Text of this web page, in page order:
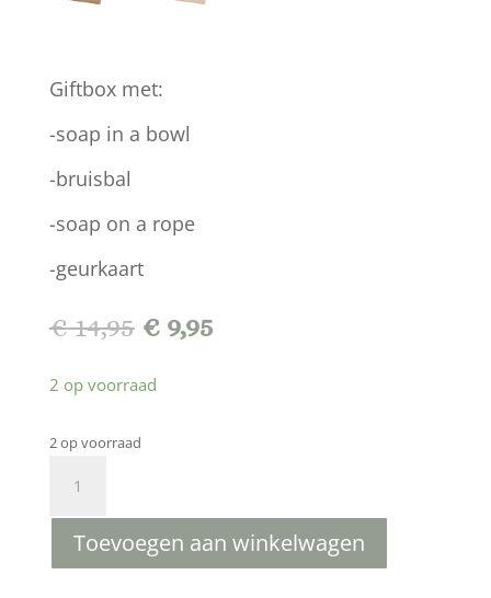
Giftbox met:
-soap in a bowl
-bruisbal
-soap on a rope
-geurkaart
€14,95 Oorspronkelijke
prijs
was:
€ 14,95.
€9,95Huidige
2 op voorraad
2 op voorraad
"van
harte
gefeliciteerd"
Toevoegen aan winkelwagen